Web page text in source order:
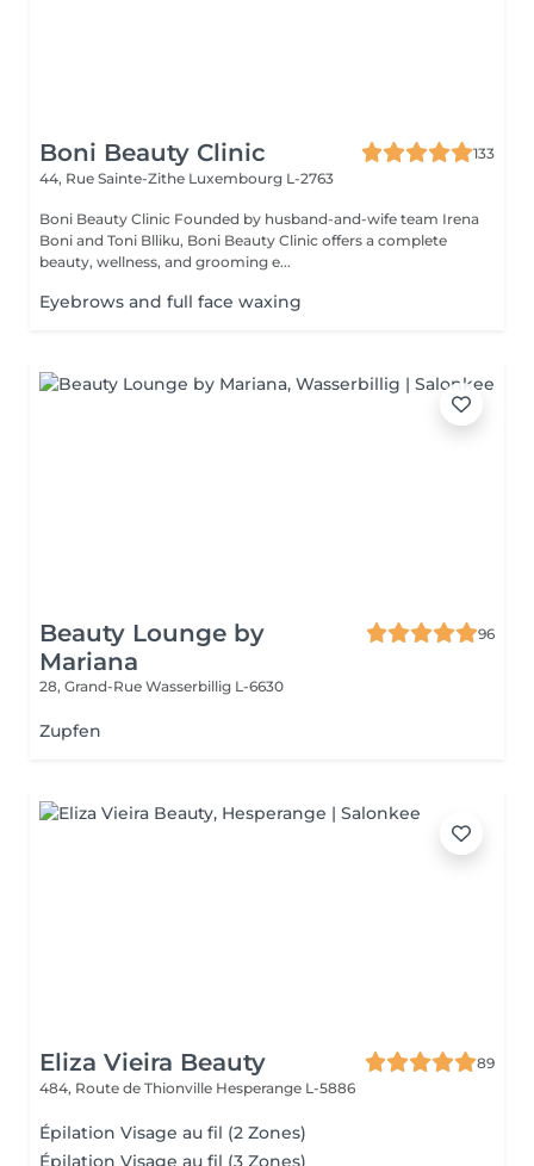
Boni Beauty Clinic
133
44, Rue Sainte-Zithe Luxembourg L-2763
Boni Beauty Clinic Founded by husband-and-wife team Irena
Boni and Toni Blliku, Boni Beauty Clinic offers a complete
beauty, wellness, and grooming e...
Eyebrows and full face waxing
Beauty Lounge by
Mariana
96
28, Grand-Rue Wasserbillig L-6630
Zupfen
Eliza Vieira Beauty
89
484, Route de Thionville Hesperange L-5886
Épilation Visage au fil (2 Zones)
Épilation Visage au fil (3 Zones)